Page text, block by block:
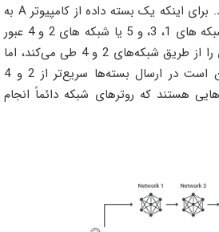
تصویر زیر را در نظر بگیرید. برای اینکه یک بسته داده از کامپیوتر A به
کامپیوتر B برسد، باید از شبکه های 1، 3، و 5 یا شبکه های 2 و 4 عبور
کند؟ بسته مسیر کوتاه‌تری را از طریق شبکه‌های 2 و 4 طی می‌کند، اما
شبکه‌های 1، 3 و 5 ممکن است در ارسال بسته‌ها سریع‌تر از 2 و 4
هستند که روترهای شبکه دائماً انجام